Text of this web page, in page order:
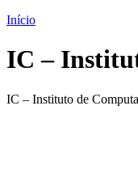
Início
IC –
IC – Instituto de